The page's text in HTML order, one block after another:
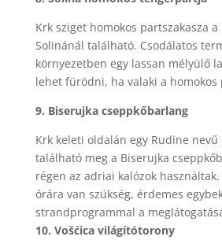
Krk sziget homokos partszakasza
Solinánál található. Csodálatos
környezetben egy lassan mélyülő
lehet fürödni, ha valaki a homokos
9. Biserujka cseppkőbarlang
Krk keleti oldalán egy Rudine
található meg a Biserujka
régen az adriai kalózok
órára van szükség, érdemes
strandprogrammal a
10. Vošćica világítótorony